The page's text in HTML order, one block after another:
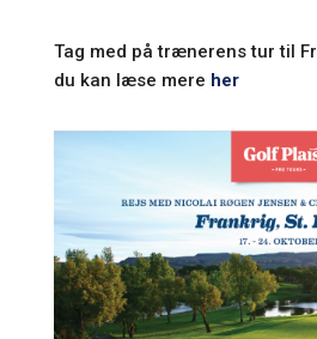
Tag med på trænerens tur til
du kan læse mere her